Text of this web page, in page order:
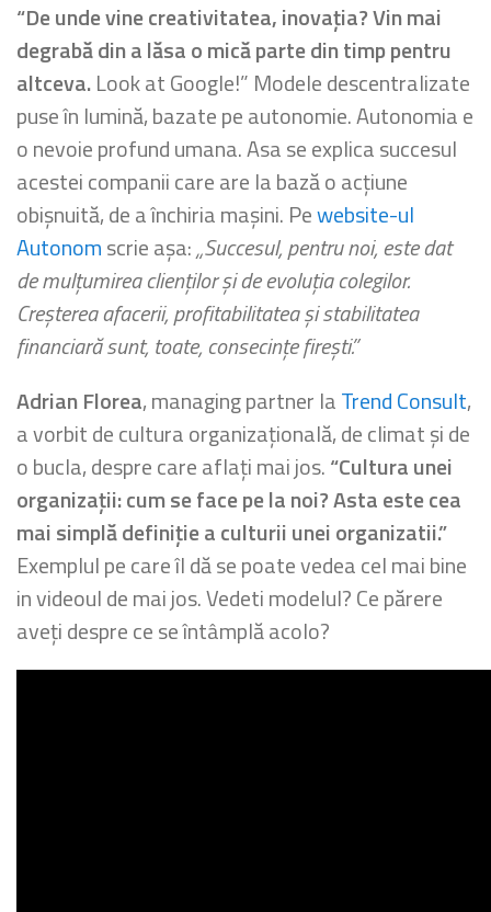
“De unde vine creativitatea, inovația? Vin mai
degrabă din a lăsa o mică parte din timp pentru
altceva.Look at Google!” Modele descentralizate
puse în lumină, bazate pe autonomie. Autonomia e
o nevoie profund umana. Asa se explica succesul
acestei companii care are la bază o acțiune
obișnuită, de a închiria mașini. Pewebsite-ul
Autonomscrie așa:„Succesul, pentru noi, este dat
de mulțumirea clienților și de evoluția colegilor.
Creșterea afacerii, profitabilitatea și stabilitatea
financiară sunt, toate, consecințe firești.”
Adrian Florea, managing partner laTrend Consult,
a vorbit de cultura organizațională, de climat și de
o bucla, despre care aflați mai jos.“Cultura unei
organizații: cum se face pe la noi? Asta este cea
mai simplă definiție a culturii unei organizatii.”
Exemplul pe care îl dă se poate vedea cel mai bine
in videoul de mai jos. Vedeti modelul? Ce părere
aveți despre ce se întâmplă acolo?